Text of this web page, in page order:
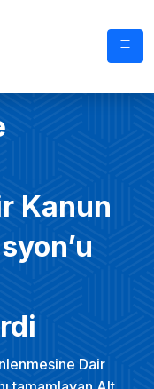
Kanun
Dair